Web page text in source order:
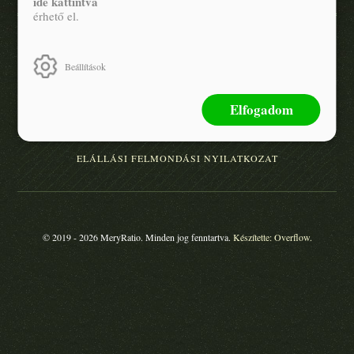
ÁLTALÁNOS SZERZŐDÉSI FELTÉTELEK ÁRKÖTÖTT TERMÉKEK
ELÁLLÁSI FELMONDÁSI NYILATKOZAT
© 2019 - 2026 MeryRatio. Minden jog fenntartva. Készítette: Overflow.
érhető el.
Beállítások
Elfogadom